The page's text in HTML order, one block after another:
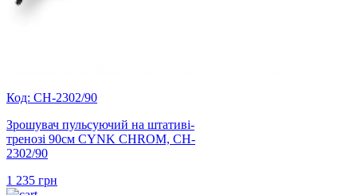
Код: CH-2302/90
Зрошувач пульсуючий на штативі-
тренозі 90см CYNK CHROM, CH-
2302/90
1 235 грн